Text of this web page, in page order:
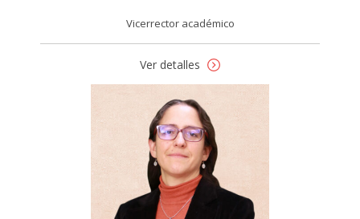
Vicerrector académico
Ver detalles